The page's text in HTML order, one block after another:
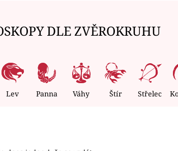
DLE ZVĚROKRUHU
Lev Panna Váhy Štír Střelec